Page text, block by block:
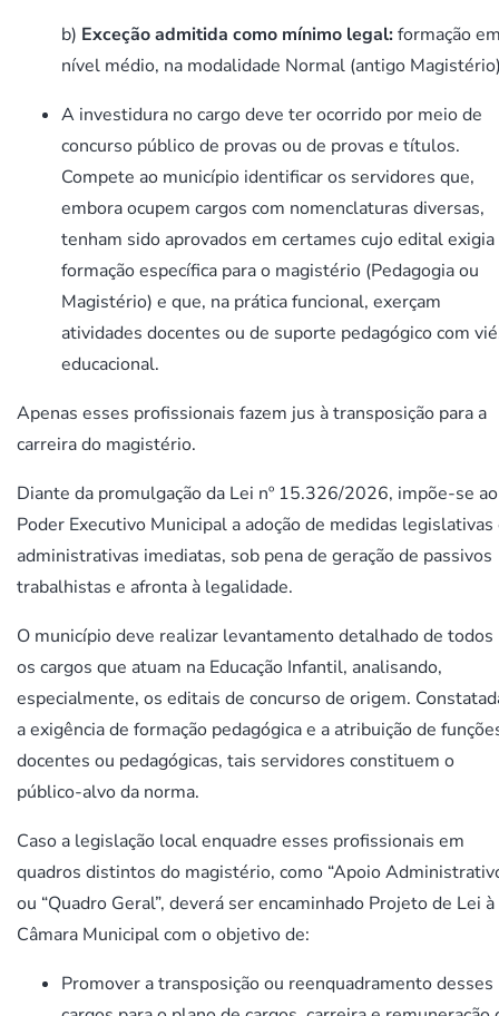
b) Exceção admitida como mínimo legal:formação
nível médio, na modalidade Normal (antigo
A investidura no cargo deve ter ocorrido por meio de
concurso público de provas ou de provas e títulos.
Compete ao município identificar os servidores que,
embora ocupem cargos com nomenclaturas diversas,
tenham sido aprovados em certames cujo edital exigia
formação específica para o magistério (Pedagogia ou
Magistério) e que, na prática funcional, exerçam
atividades docentes ou de suporte pedagógico com
educacional.
Apenas esses profissionais fazem jus à transposição para a
carreira do magistério.
Diante da promulgação da Lei nº 15.326/2026, impõe-se ao
Poder Executivo Municipal a adoção de medidas legislativas
administrativas imediatas, sob pena de geração de passivos
trabalhistas e afronta à legalidade.
O município deve realizar levantamento detalhado de todos
os cargos que atuam na Educação Infantil, analisando,
especialmente, os editais de concurso de origem.
a exigência de formação pedagógica e a atribuição de
docentes ou pedagógicas, tais servidores constituem o
público-alvo da norma.
Caso a legislação local enquadre esses profissionais em
quadros distintos do magistério, como “Apoio
ou “Quadro Geral”, deverá ser encaminhado Projeto de Lei à
Câmara Municipal com o objetivo de:
Promover a transposição ou reenquadramento desses